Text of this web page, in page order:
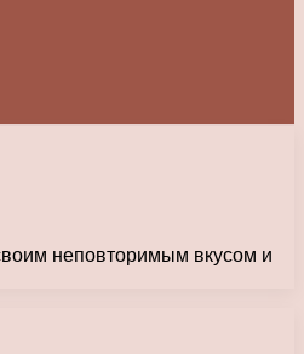
неповторимым вкусом и